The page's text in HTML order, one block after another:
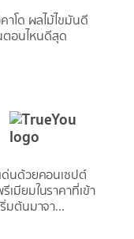
าโด ผลไม้ไขมันดี
อนไหนดีสุด
ด่นด้วยคอนเซปต์
มียมในราคาที่เข้า
มต้นมาจา...